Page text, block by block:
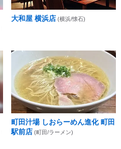
大和屋 横浜店 (横浜/懐石)
町田汁場 しおらーめん進化 町田
駅前店 (町田/ラーメン)